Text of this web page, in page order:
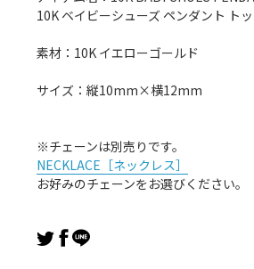
10K ベイビーシューズ ペンダント ト
素材：10K イエローゴールド
サイズ：縦10mm×横12mm
※チェーンは別売りです。
NECKLACE［ネックレス］
お好みのチェーンをお選びください。